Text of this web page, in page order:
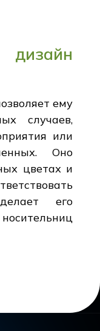
ему
случаев,
или
Оно
цветах и
его